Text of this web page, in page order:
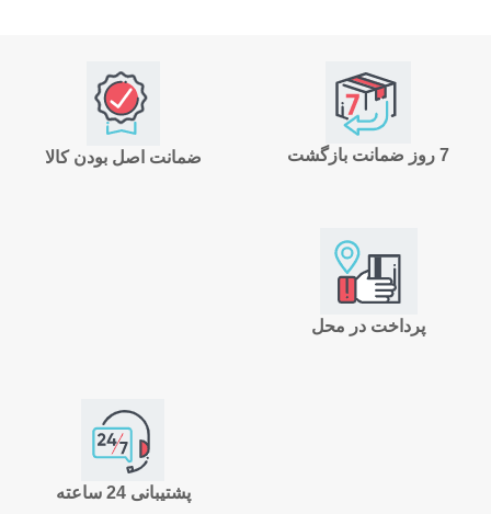
ضمانت اصل بودن کالا 7 روز ضمانت بازگشت
پرداخت در محل
پشتیبانی 24 ساعته